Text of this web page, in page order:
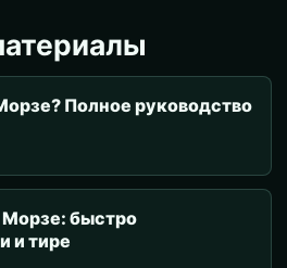
Полное руководство
Морзе: быстро
и тире